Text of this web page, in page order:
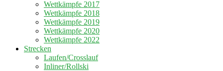
Wettkämpfe 2017
Wettkämpfe 2018
Wettkämpfe 2019
Wettkämpfe 2020
Wettkämpfe 2022
Strecken
Laufen/Crosslauf
Inliner/Rollski